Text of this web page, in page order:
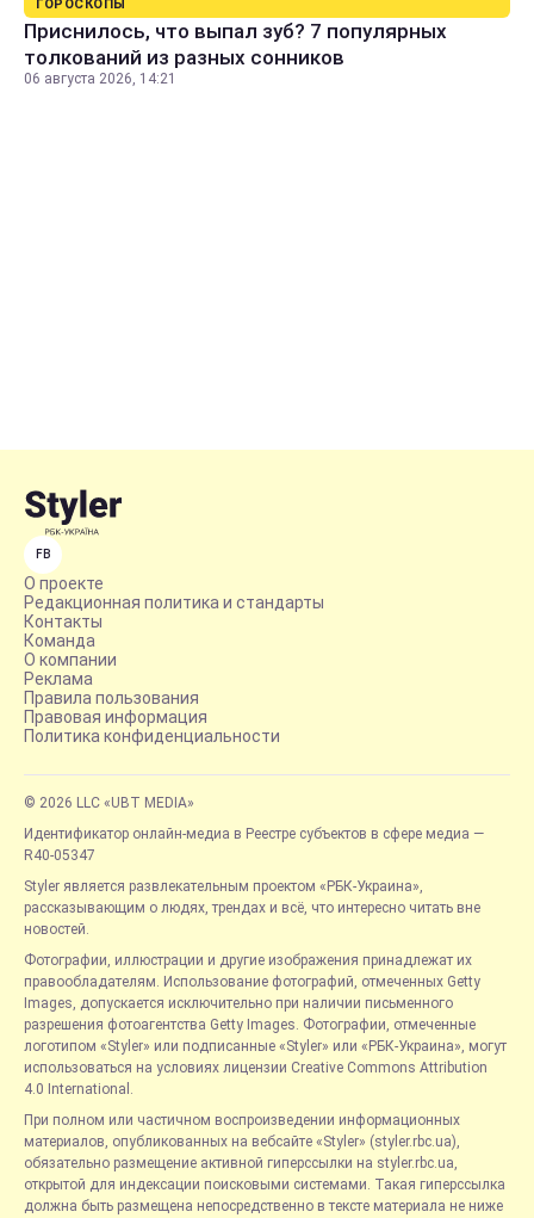
ГОРОСКОПЫ
Приснилось, что выпал зуб? 7 популярных
толкований из разных сонников
06 августа 2026, 14:21
FB
О проекте
Редакционная политика и стандарты
Контакты
Команда
О компании
Реклама
Правила пользования
Правовая информация
Политика конфиденциальности
© 2026 LLC «UBT MEDIA»
Идентификатор онлайн-медиа в Реестре субъектов в сфере медиа —
R40-05347
Styler является развлекательным проектом «РБК-Украина»,
рассказывающим о людях, трендах и всё, что интересно читать вне
новостей.
Фотографии, иллюстрации и другие изображения принадлежат их
правообладателям. Использование фотографий, отмеченных Getty
Images, допускается исключительно при наличии письменного
разрешения фотоагентства Getty Images. Фотографии, отмеченные
логотипом «Styler» или подписанные «Styler» или «РБК-Украина», могут
использоваться на условиях лицензии Creative Commons Attribution
4.0 International.
При полном или частичном воспроизведении информационных
материалов, опубликованных на вебсайте «Styler» (styler.rbc.ua),
обязательно размещение активной гиперссылки на styler.rbc.ua,
открытой для индексации поисковыми системами. Такая гиперссылка
должна быть размещена непосредственно в тексте материала не ниже